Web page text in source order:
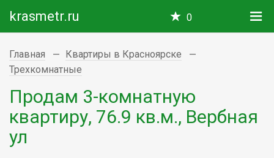
krasmetr.ru 0
Главная
Квартиры в Красноярске
Трехкомнатные
Продам 3-комнатную
квартиру, 76.9 кв.м., Вербная
ул